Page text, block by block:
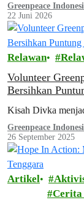
Greenpeace
22 Juni 2026
Relawan
Volunteer
Bersihkan
Kisah Divka
Greenpeace
26 September 2025
Artikel
Cerita